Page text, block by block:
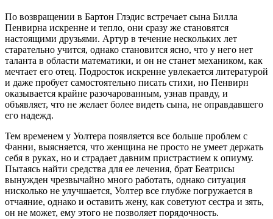
По возвращении в Бартон Глэдис встречает сына Билла
Пенвирна искренне и тепло, они сразу же становятся
настоящими друзьями. Артур в течение нескольких лет
старательно учится, однако становится ясно, что у него нет
таланта в области математики, и он не станет механиком, как
мечтает его отец. Подросток искренне увлекается литературой
и даже пробует самостоятельно писать стихи, но Пенвирн
оказывается крайне разочарованным, узнав правду, и
объявляет, что не желает более видеть сына, не оправдавшего
его надежд.
Тем временем у Уолтера появляется все больше проблем с
Фанни, выясняется, что женщина не просто не умеет держать
себя в руках, но и страдает давним пристрастием к опиуму.
Пытаясь найти средства для ее лечения, брат Беатрисы
вынужден чрезвычайно много работать, однако ситуация
нисколько не улучшается, Уолтер все глубже погружается в
отчаяние, однако и оставить жену, как советуют сестра и зять,
он не может, ему этого не позволяет порядочность.